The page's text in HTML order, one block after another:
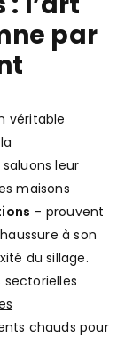
par
véritable
leur
maisons
– prouvent
à son
du sillage.
sectorielles
chauds pour